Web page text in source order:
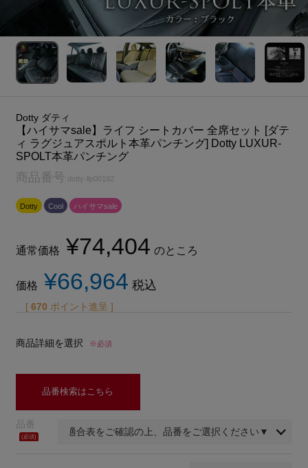
Dotty ダティ
【ハイサマsale】ライフ シートカバー 全席セット [ダテ
ィ ラグジュアスポルト本革パンチング] Dotty LUXUR-
SPOLT本革パンチング
商品番号 dotty-llp00192
Dotty Cool ハイサマsale
通常価格 ¥74,404 のところ
価格 ¥66,964 税込
[ 670 ポイント進呈 ]
商品詳細を選択 ※必須
品番検索はこちら
品番